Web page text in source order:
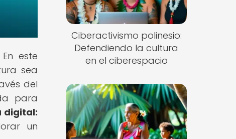
este
sea
del
para
digital:
un
Ciberactivismo polinesio:
Defendiendo la cultura
en el ciberespacio